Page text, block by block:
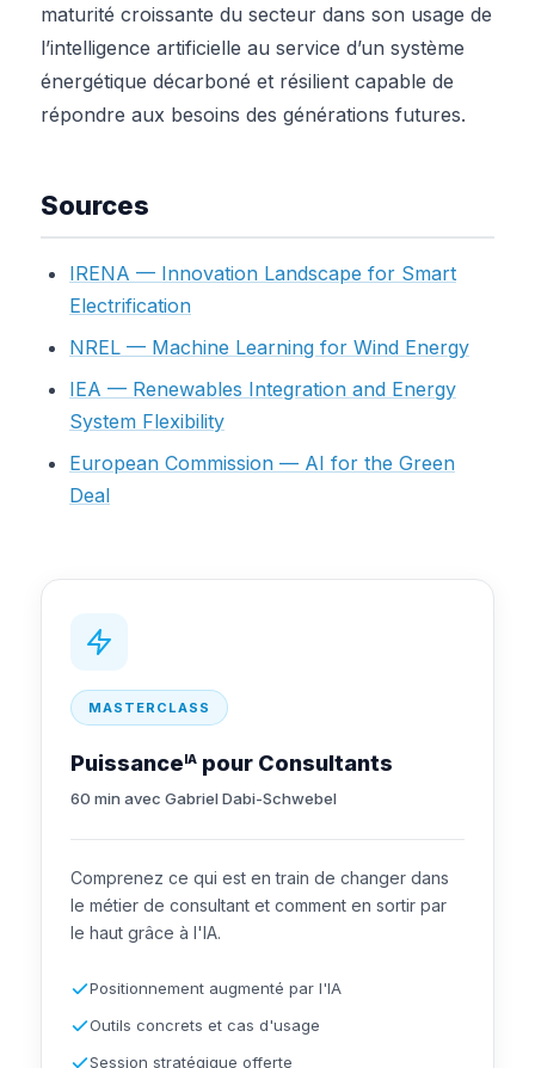
maturité croissante du secteur dans son usage de
l’intelligence artificielle au service d’un système
énergétique décarboné et résilient capable de
répondre aux besoins des générations futures.
Sources
IRENA — Innovation Landscape for Smart
Electrification
NREL — Machine Learning for Wind Energy
IEA — Renewables Integration and Energy
System Flexibility
European Commission — AI for the Green
Deal
MASTERCLASS
Puissance IA pour Consultants
60 min avec Gabriel Dabi-Schwebel
Comprenez ce qui est en train de changer dans
le métier de consultant et comment en sortir par
le haut grâce à l'IA.
Positionnement augmenté par l'IA
Outils concrets et cas d'usage
Session stratégique offerte